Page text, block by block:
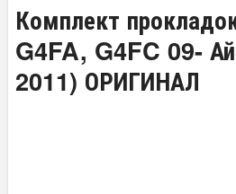
Комплект
G4FA, G4FC 09-
2011) ОРИГИНАЛ